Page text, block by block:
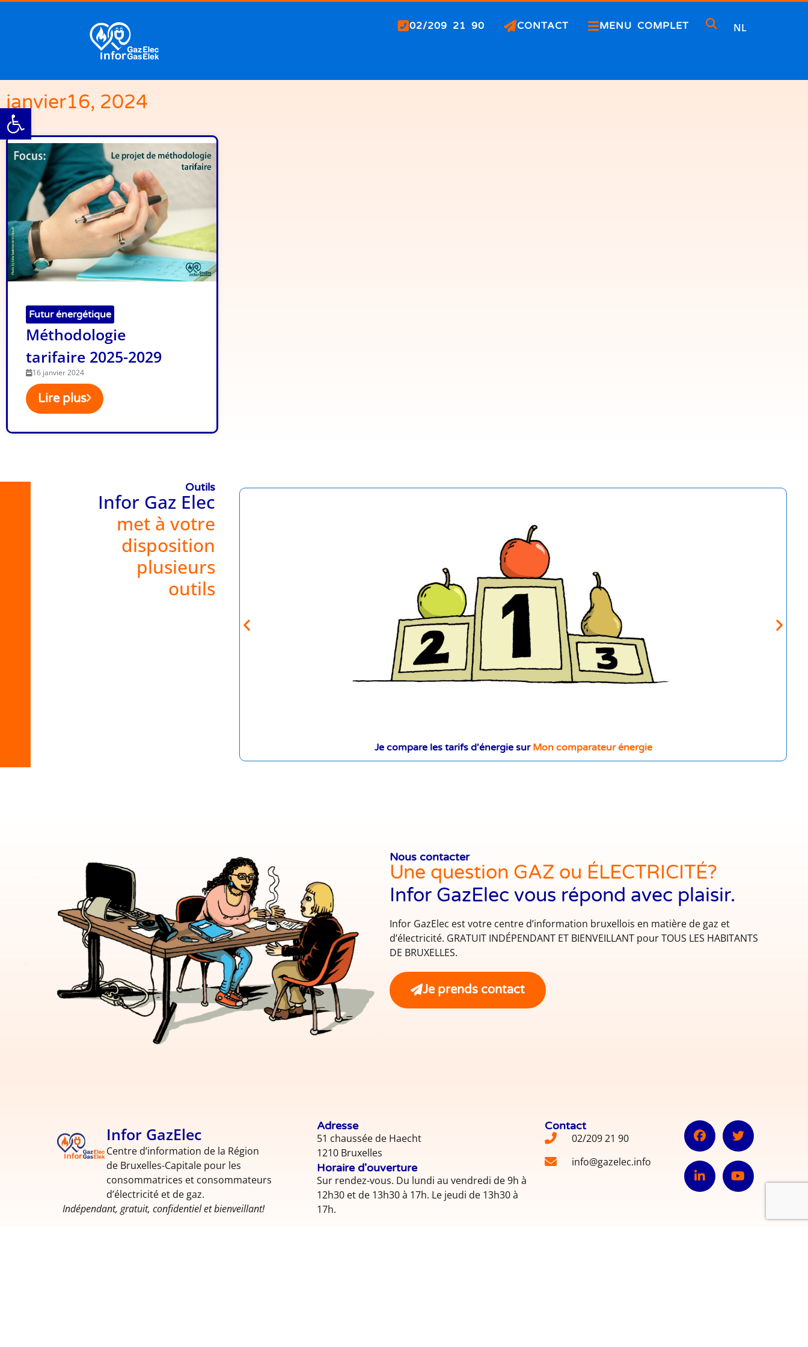
Ouvrir la barre d’outils
02/209 21 90 CONTACT MENU COMPLET NL
janvier16, 2024
Futur énergétique
Méthodologie
tarifaire 2025-2029
16 janvier 2024
Lire plus
Outils
Infor Gaz Elec
met à votre
disposition
plusieurs
outils
Je compare les tarifs d'énergie sur Mon comparateur énergie
Nous contacter
Une question GAZ ou ÉLECTRICITÉ?
Infor GazElec vous répond avec plaisir.
Infor GazElec est votre centre d’information bruxellois en matière de gaz et
d’électricité. GRATUIT INDÉPENDANT ET BIENVEILLANT pour TOUS LES HABITANTS
DE BRUXELLES.
Je prends contact
Infor GazElec
Centre d’information de la Région
de Bruxelles-Capitale pour les
consommatrices et consommateurs
d’électricité et de gaz.
Indépendant, gratuit, confidentiel et bienveillant!
Adresse
51 chaussée de Haecht
1210 Bruxelles
Horaire d'ouverture
Sur rendez-vous. Du lundi au vendredi de 9h à
12h30 et de 13h30 à 17h. Le jeudi de 13h30 à
17h.
Contact
02/209 21 90
info@gazelec.info